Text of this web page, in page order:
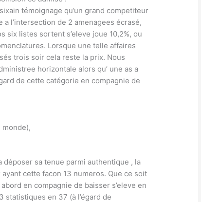
témoignage qu’un grand competiteur
l’intersection de 2 amenagees écrasé,
six listes sortent s’eleve joue 10,2%, ou
Lorsque une telle affaires
trois soir cela reste la prix. Nous
horizontale alors qu’ une as a
de cette catégorie en compagnie de
sa tenue parmi authentique , la
cette facon 13 numeros. Que ce soit
en compagnie de baisser s’eleve en
statistiques en 37 (à l’égard de